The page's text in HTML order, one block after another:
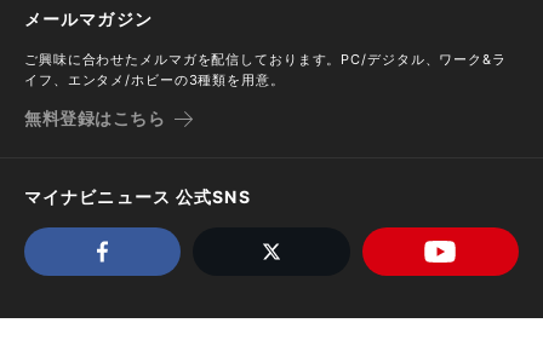
メールマガジン
ご興味に合わせたメルマガを配信しております。PC/デジタル、ワーク&ラ
イフ、エンタメ/ホビーの3種類を用意。
無料登録はこちら
マイナビニュース 公式SNS